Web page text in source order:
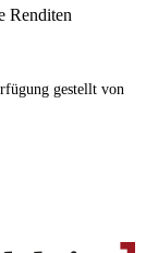
Renditen
gestellt von